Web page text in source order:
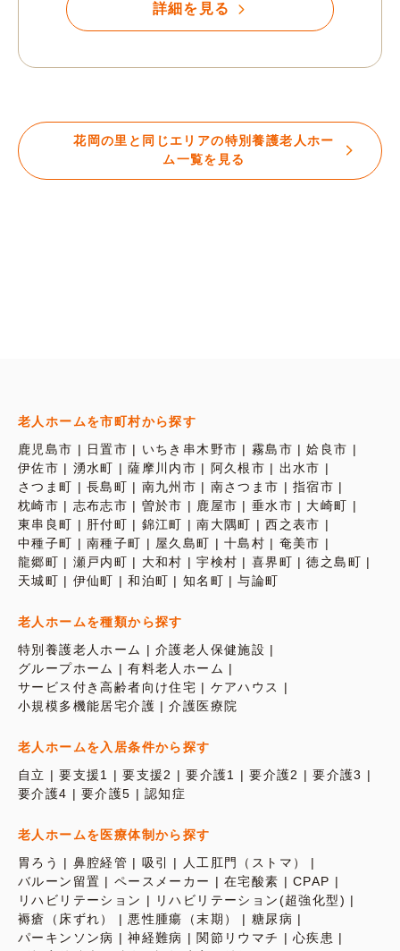
詳細を見る
花岡の里と同じエリアの特別養護老人ホー
ム一覧を見る
老人ホームを市町村から探す
鹿児島市
日置市 いちき串木野市 霧島市
姶良市
伊佐市
湧水町 薩摩川内市 阿久根市
出水市
さつま町
長島町 南九州市 南さつま市
指宿市
枕崎市
志布志市 曽於市 鹿屋市 垂水市
大崎町
東串良町
肝付町 錦江町 南大隅町
西之表市
中種子町
南種子町 屋久島町 十島村
奄美市
龍郷町
瀬戸内町 大和村 宇検村 喜界町
徳之島町
天城町
伊仙町 和泊町 知名町 与論町
老人ホームを種類から探す
特別養護老人ホーム
介護老人保健施設
グループホーム
有料老人ホーム
サービス付き高齢者向け住宅
ケアハウス
小規模多機能居宅介護
介護医療院
老人ホームを入居条件から探す
自立
要支援1 要支援2 要介護1 要介護2
要介護3
要介護4
要介護5 認知症
老人ホームを医療体制から探す
胃ろう
鼻腔経管 吸引
人工肛門（ストマ）
バルーン留置
ペースメーカー 在宅酸素
CPAP
リハビリテーション
リハビリテーション(超強化型)
褥瘡（床ずれ）
悪性腫瘍（末期）
糖尿病
パーキンソン病
神経難病 関節リウマチ
心疾患